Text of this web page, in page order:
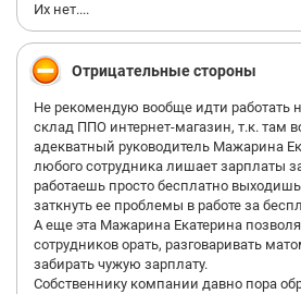
Их нет....
Отрицательные стороны
Не рекомендую вообще идти работать
склад ППО интернет-магазин, т.к. там
адекватный руководитель Мажарина
любого сотрудника лишает зарплаты
работаешь просто бесплатно
заткнуть ее проблемы в работе за
А еще эта Мажарина Екатерина
сотрудников орать, разговаривать
забирать чужую зарплату.
Собственнику компании давно пора